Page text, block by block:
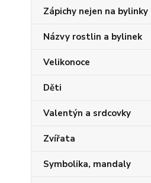
Zápichy nejen na bylinky
Názvy rostlin a bylinek
Velikonoce
Děti
Valentýn a srdcovky
Zvířata
Symbolika, mandaly